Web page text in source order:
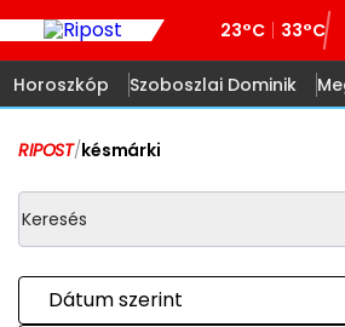
23°C 33°C
Horoszkóp Szoboszlai Dominik
RIPOST/késmárki
Dátum szerint